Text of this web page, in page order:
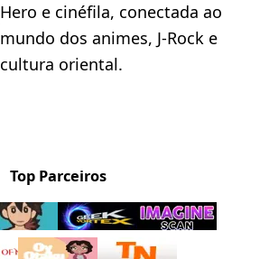
Hero e cinéfila, conectada ao
mundo dos animes, J-Rock e
cultura oriental.
Top Parceiros